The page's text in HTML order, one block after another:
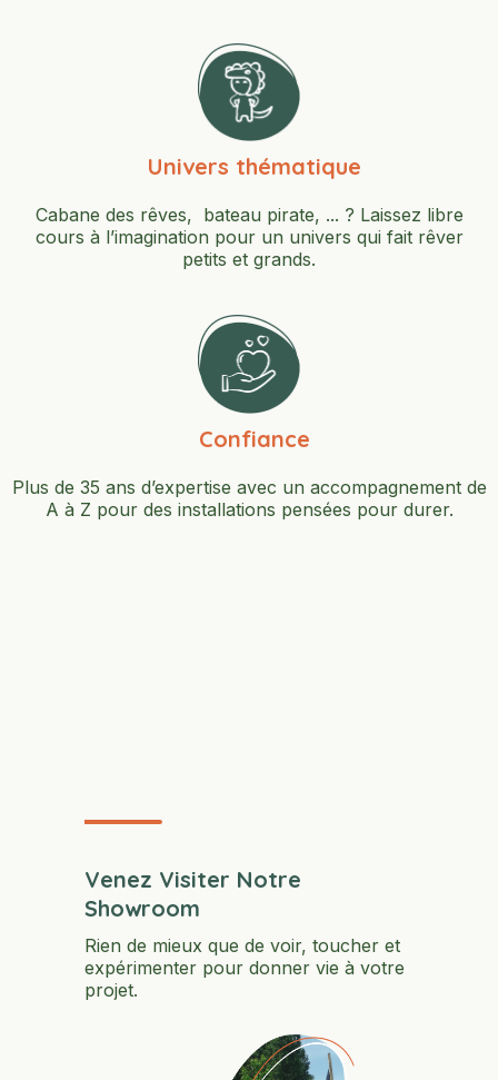
Univers thématique
Cabane des rêves, bateau pirate, ... ? Laissez libre
cours à l’imagination pour un univers qui fait rêver
petits et grands.
Confiance
Plus de 35 ans d’expertise avec un accompagnement de
A à Z pour des installations pensées pour durer.
Venez Visiter Notre
Showroom
Rien de mieux que de voir, toucher et
expérimenter pour donner vie à votre
projet.